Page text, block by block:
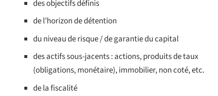
des objectifs définis
de l’horizon de détention
du niveau de risque / de garantie du capital
des actifs sous-jacents : actions, produits de taux
(obligations, monétaire), immobilier, non coté, etc.
de la fiscalité